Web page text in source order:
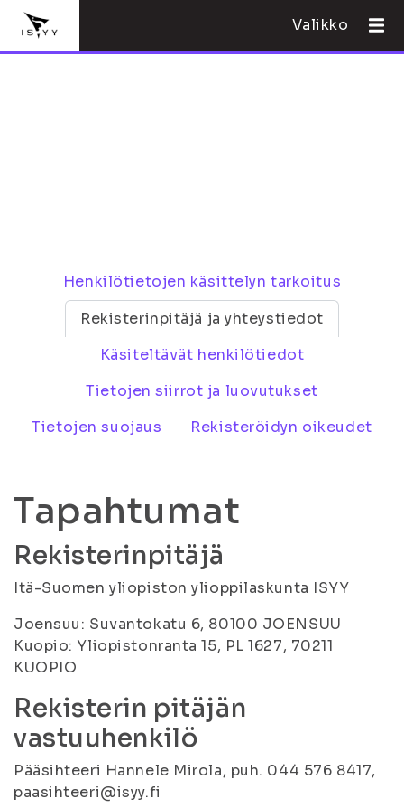
Valikko
Henkilötietojen käsittelyn tarkoitus
Rekisterinpitäjä ja yhteystiedot
Käsiteltävät henkilötiedot
Tietojen siirrot ja luovutukset
Tietojen suojaus
Rekisteröidyn oikeudet
Tapahtumat
Rekisterinpitäjä
Itä-Suomen yliopiston ylioppilaskunta ISYY
Joensuu: Suvantokatu 6, 80100 JOENSUU
Kuopio: Yliopistonranta 15, PL 1627, 70211
KUOPIO
Rekisterin pitäjän
vastuuhenkilö
Pääsihteeri Hannele Mirola, puh. 044 576 8417,
paasihteeri@isyy.fi